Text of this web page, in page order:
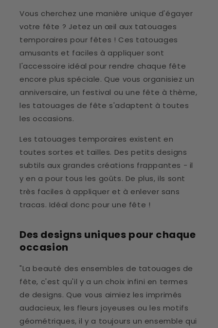
Vous cherchez une manière unique d'égayer
votre fête ? Jetez un œil aux tatouages
temporaires pour fêtes ! Ces tatouages
amusants et faciles à appliquer sont
l'accessoire idéal pour rendre chaque fête
encore plus spéciale. Que vous organisiez un
anniversaire, un festival ou une fête à thème,
les tatouages de fête s'adaptent à toutes
les occasions.
Les tatouages temporaires existent en
toutes sortes et tailles. Des petits designs
subtils aux grandes créations frappantes - il
y en a pour tous les goûts. De plus, ils sont
très faciles à appliquer et à enlever sans
tracas. Idéal donc pour une fête !
Des designs uniques pour chaque
occasion
"La beauté des ensembles de tatouages de
fête, c'est qu'il y a un choix infini en termes
de designs. Que vous aimiez les imprimés
audacieux, les fleurs joyeuses ou les motifs
géométriques, il y a toujours un ensemble qui